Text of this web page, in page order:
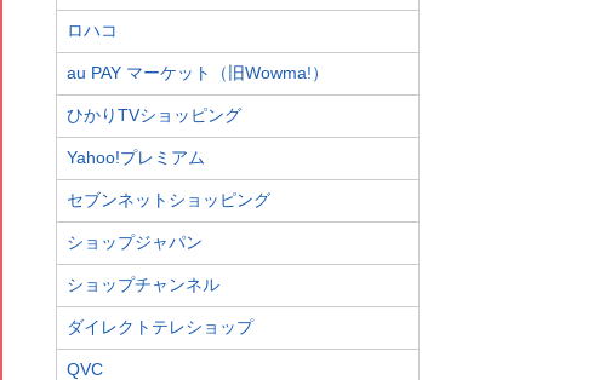
ロハコ
au PAY マーケット（旧Wowma!）
ひかりTVショッピング
Yahoo!プレミアム
セブンネットショッピング
ショップジャパン
ショップチャンネル
ダイレクトテレショップ
QVC